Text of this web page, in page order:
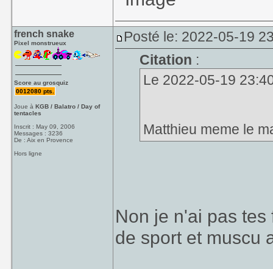
french snake
Pixel monstrueux
Score au grosquiz
0012080 pts.
Joue àKGB / Balatro / Day of
tentacles
Inscrit : May 09, 2006
Messages : 3236
De : Aix en Provence
Hors ligne
Posté le: 2022-05-19
Citation :
Le 2022-05-19
Matthieu meme le
Non je n'ai pas
de sport et muscu